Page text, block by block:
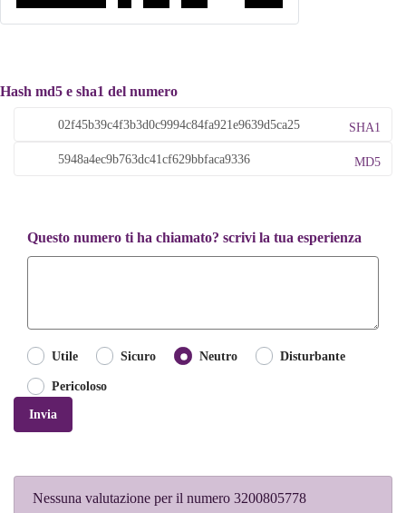
Hash md5 e sha1 del numero
SHA1
MD5
Questo numero ti ha chiamato? scrivi la tua esperienza
Utile Sicuro Neutro Disturbante
Pericoloso
Invia
Nessuna valutazione per il numero 3200805778